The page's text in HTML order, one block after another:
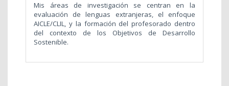
Mis áreas de investigación se centran en la
evaluación de lenguas extranjeras, el enfoque
AICLE/CLIL, y la formación del profesorado dentro
del contexto de los Objetivos de Desarrollo
Sostenible.